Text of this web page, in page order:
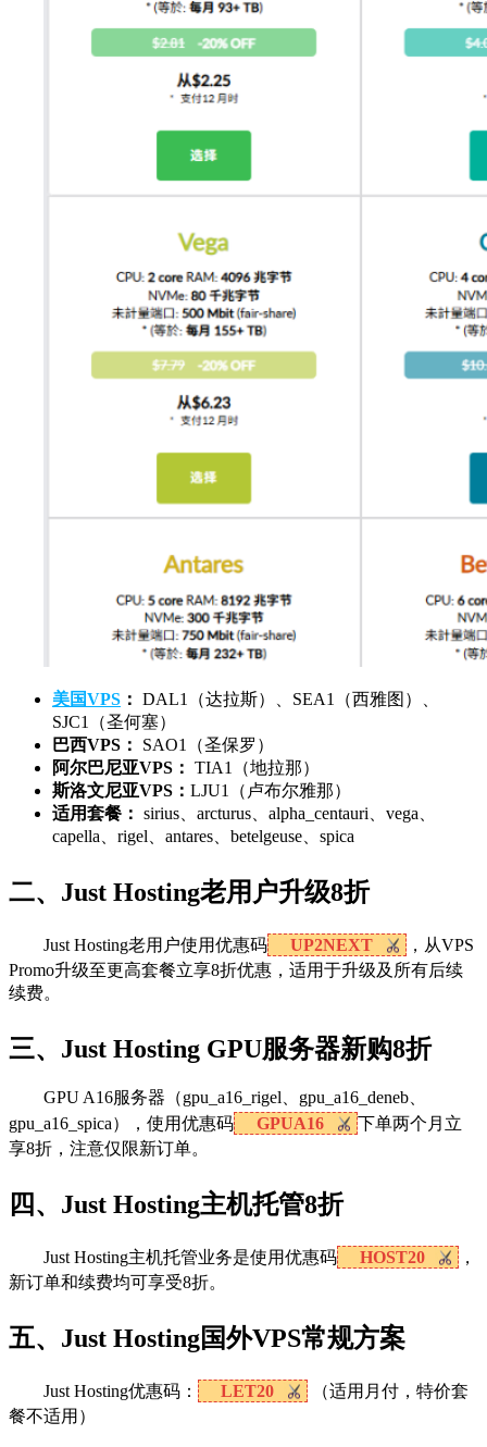
美国VPS ： DAL1（达拉斯）、SEA1（西雅图）、
SJC1（圣何塞）
巴西VPS：
SAO1（圣保罗）
阿尔巴尼亚VPS： TIA1（地拉那）
斯洛文尼亚VPS： LJU1（卢布尔雅那）
适用套餐： sirius、arcturus、alpha_centauri、vega、
capella、rigel、antares、betelgeuse、spica
二、Just Hosting老用户升级8折
Just Hosting老用户使用优惠码 UP2NEXT
，从VPS
Promo升级至更高套餐立享8折优惠，适用于升级及所有后续
续费。
三、Just Hosting GPU服务器新购8折
GPU A16服务器（gpu_a16_rigel、gpu_a16_deneb、
gpu_a16_spica），使用优惠码
GPUA16
下单两个月立
享8折，注意仅限新订单。
四、Just Hosting主机托管8折
Just Hosting主机托管业务是使用优惠码 HOST20
，
新订单和续费均可享受8折。
五、Just Hosting国外VPS常规方案
Just Hosting优惠码： LET20
（适用月付，特价套
餐不适用）